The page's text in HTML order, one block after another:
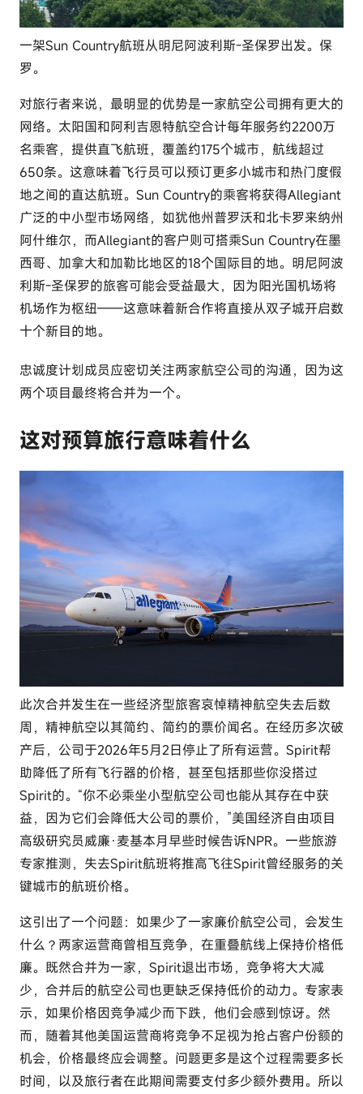
一架Sun Country航班从明尼阿波利斯-圣保罗出发。保
罗。
对旅行者来说，最明显的优势是一家航空公司拥有更大的
网络。太阳国和阿利吉恩特航空合计每年服务约2200万
名乘客，提供直飞航班，覆盖约175个城市，航线超过
650条。这意味着飞行员可以预订更多小城市和热门度假
地之间的直达航班。Sun Country的乘客将获得Allegiant
广泛的中小型市场网络，如犹他州普罗沃和北卡罗来纳州
阿什维尔，而Allegiant的客户则可搭乘Sun Country在墨
西哥、加拿大和加勒比地区的18个国际目的地。明尼阿波
利斯-圣保罗的旅客可能会受益最大，因为阳光国机场将
机场作为枢纽——这意味着新合作将直接从双子城开启数
十个新目的地。
忠诚度计划成员应密切关注两家航空公司的沟通，因为这
两个项目最终将合并为一个。
这对预算旅行意味着什么
此次合并发生在一些经济型旅客哀悼精神航空失去后数
周，精神航空以其简约、简约的票价闻名。在经历多次破
产后，公司于2026年5月2日停止了所有运营。Spirit帮
助降低了所有飞行器的价格，甚至包括那些你没搭过
Spirit的。“你不必乘坐小型航空公司也能从其存在中获
益，因为它们会降低大公司的票价，”美国经济自由项目
高级研究员威廉·麦基本月早些时候告诉NPR。一些旅游
专家推测，失去Spirit航班将推高飞往Spirit曾经服务的关
键城市的航班价格。
这引出了一个问题：如果少了一家廉价航空公司，会发生
什么？两家运营商曾相互竞争，在重叠航线上保持价格低
廉。既然合并为一家，Spirit退出市场，竞争将大大减
少，合并后的航空公司也更缺乏保持低价的动力。专家表
示，如果价格因竞争减少而下跌，他们会感到惊讶。然
而，随着其他美国运营商将竞争不足视为抢占客户份额的
机会，价格最终应会调整。问题更多是这个过程需要多长
时间，以及旅行者在此期间需要支付多少额外费用。所以